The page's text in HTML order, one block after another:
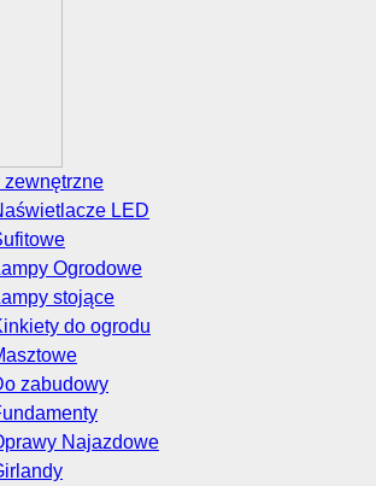
zewnętrzne
LED
Ogrodowe
stojące
do ogrodu
zabudowy
Najazdowe